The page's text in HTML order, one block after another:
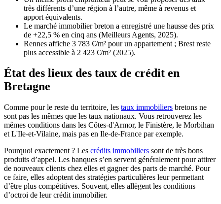
très différents d’une région à l’autre, même à revenus et
apport équivalents.
Le marché immobilier breton a enregistré une hausse des prix
de +22,5 % en cinq ans (Meilleurs Agents, 2025).
Rennes affiche 3 783 €/m² pour un appartement ; Brest reste
plus accessible à 2 423 €/m² (2025).
État des lieux des taux de crédit en
Bretagne
Comme pour le reste du territoire, les taux immobiliers bretons ne
sont pas les mêmes que les taux nationaux. Vous retrouverez les
mêmes conditions dans les Côtes-d'Armor, le Finistère, le Morbihan
et L'Ile-et-Vilaine, mais pas en Ile-de-France par exemple.
Pourquoi exactement ? Les crédits immobiliers sont de très bons
produits d’appel. Les banques s’en servent généralement pour attirer
de nouveaux clients chez elles et gagner des parts de marché. Pour
ce faire, elles adoptent des stratégies particulières leur permettant
d’être plus compétitives. Souvent, elles allègent les conditions
d’octroi de leur crédit immobilier.